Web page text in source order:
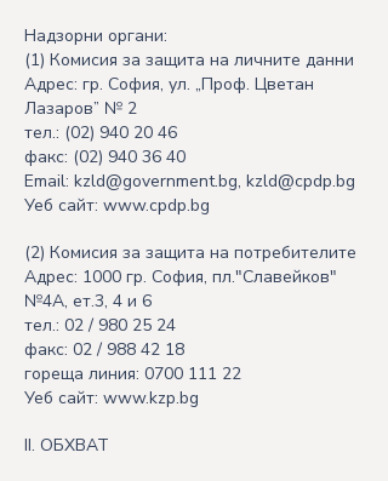
Надзорни органи:
(1) Комисия за защита на личните данни
Адрес: гр. София, ул. „Проф. Цветан
Лазаров” № 2
тел.: (02) 940 20 46
факс: (02) 940 36 40
Email: kzld@government.bg, kzld@cpdp.bg
Уеб сайт: www.cpdp.bg
(2) Комисия за защита на потребителите
Адрес: 1000 гр. София, пл."Славейков"
№4А, ет.3, 4 и 6
тел.: 02 / 980 25 24
факс: 02 / 988 42 18
гореща линия: 0700 111 22
Уеб сайт: www.kzp.bg
II. ОБХВАТ